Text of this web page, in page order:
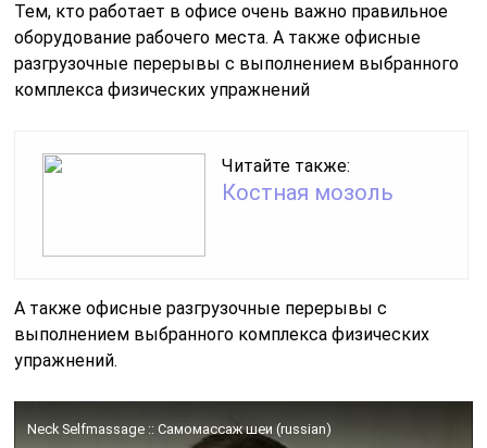
Тем, кто работает в офисе очень важно правильное
оборудование рабочего места. А также офисные
разгрузочные перерывы с выполнением выбранного
комплекса физических упражнений
Читайте также:
Костная мозоль
А также офисные разгрузочные перерывы с
выполнением выбранного комплекса физических
упражнений.
Neck Selfmassage :: Самомассаж шеи (russian)